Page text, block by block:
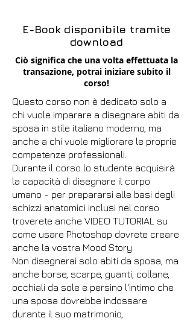
E-Book disponibile tramite
download
Ciò significa che una volta effettuata la
transazione, potrai iniziare subito il
corso!
Questo corso non è dedicato solo a
chi vuole imparare a disegnare abiti da
sposa in stile italiano moderno, ma
anche a chi vuole migliorare le proprie
competenze professionali.
Durante il corso lo studente acquisirà
la capacità di disegnare il corpo
umano - per prepararsi alle basi degli
schizzi anatomici inclusi nel corso
troverete anche VIDEO TUTORIAL su
come usare Photoshop dovrete creare
anche la vostra Mood Story
Non disegnerai solo abiti da sposa, ma
anche borse, scarpe, guanti, collane,
occhiali da sole e persino l'intimo che
una sposa dovrebbe indossare
durante il suo matrimonio,